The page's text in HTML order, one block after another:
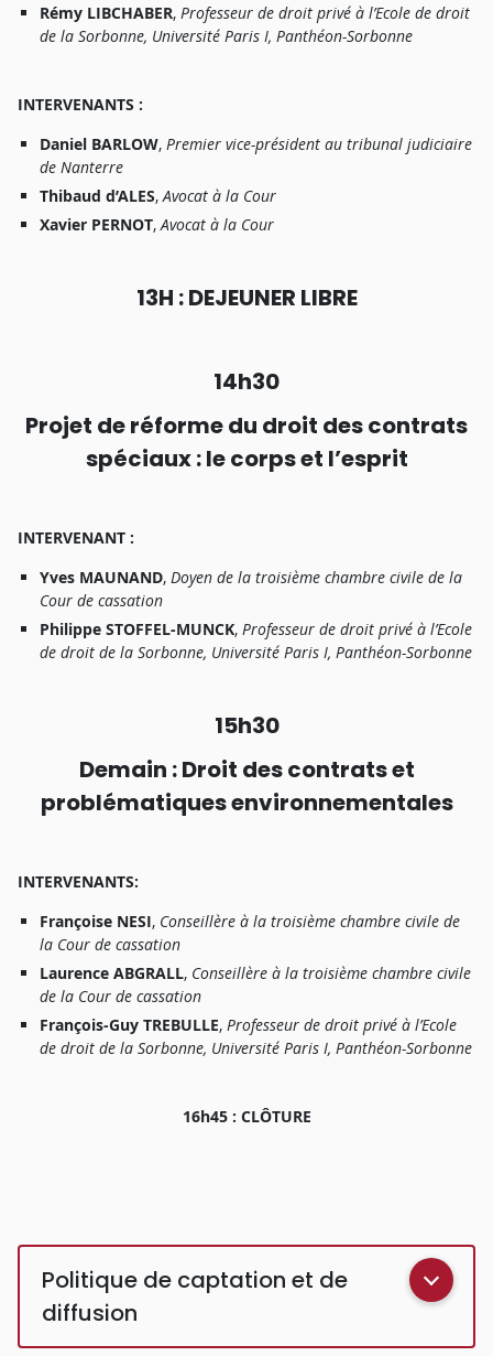
Rémy LIBCHABER, Professeur de droit privé à l’Ecole de droit
de la Sorbonne, Université Paris I, Panthéon-Sorbonne
INTERVENANTS :
Daniel BARLOW, Premier vice-président au tribunal judiciaire
de Nanterre
Thibaud d’ALES, Avocat à la Cour
Xavier PERNOT, Avocat à la Cour
13H : DEJEUNER LIBRE
14h30
Projet deréformedu droit descontrats
spéciaux :lecorpset l’esprit
INTERVENANT :
Yves MAUNAND, Doyen de la troisième chambre civile de la
Cour de cassation
Philippe STOFFEL-MUNCK, Professeur de droit privé à l’Ecole
de droit de la Sorbonne, Université Paris I, Panthéon-Sorbonne
15h30
Demain :Droit descontratset
problématiquesenvironnementales
INTERVENANTS:
Françoise NESI, Conseillère à la troisième chambre civile de
la Cour de cassation
Laurence ABGRALL, Conseillère à la troisième chambre civile
de la Cour de cassation
François-Guy TREBULLE, Professeur de droit privé à l’Ecole
de droit de la Sorbonne, Université Paris I, Panthéon-Sorbonne
16h45 : CLÔTURE
Politique de captation et de
diffusion